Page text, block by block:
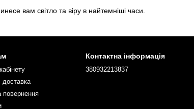
вам світло та віру в найтемніші часи.
доставка
повернення
Контактна інформація
380932213837